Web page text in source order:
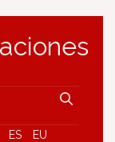
ES EU